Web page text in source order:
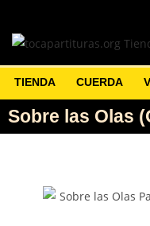
TIENDA CUERDA
Sobre las Olas